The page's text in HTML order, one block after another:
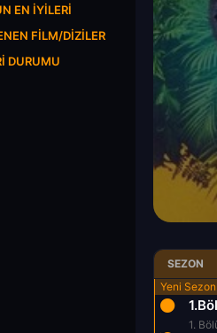
EN İYILERI
FILM/DIZILER
DURUMU
SEZON
1.